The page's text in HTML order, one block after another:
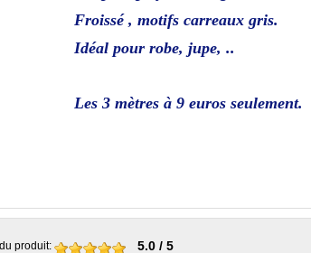
Froissé , motifs carreaux gris.
Idéal pour robe, jupe, ..
Les 3 mètres à 9 euros seulement.
produit: 5.0 / 5